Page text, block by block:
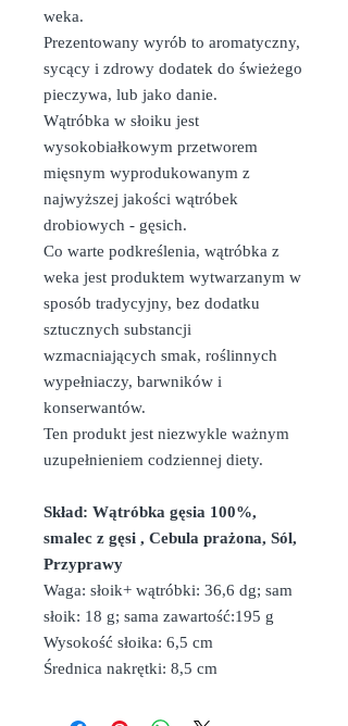
weka.
Prezentowany wyrób to aromatyczny,
sycący i zdrowy dodatek do świeżego
pieczywa, lub jako danie.
Wątróbka w słoiku jest
wysokobiałkowym przetworem
mięsnym wyprodukowanym z
najwyższej jakości wątróbek
drobiowych - gęsich.
Co warte podkreślenia, wątróbka z
weka jest produktem wytwarzanym w
sposób tradycyjny, bez dodatku
sztucznych substancji
wzmacniających smak, roślinnych
wypełniaczy, barwników i
konserwantów.
Ten produkt jest niezwykle ważnym
uzupełnieniem codziennej diety.
Skład: Wątróbka gęsia 100%,
smalec z gęsi , Cebula prażona, Sól,
Przyprawy
Waga: słoik+ wątróbki: 36,6 dg; sam
słoik: 18 g; sama zawartość:195 g
Wysokość słoika: 6,5 cm
Średnica nakrętki: 8,5 cm